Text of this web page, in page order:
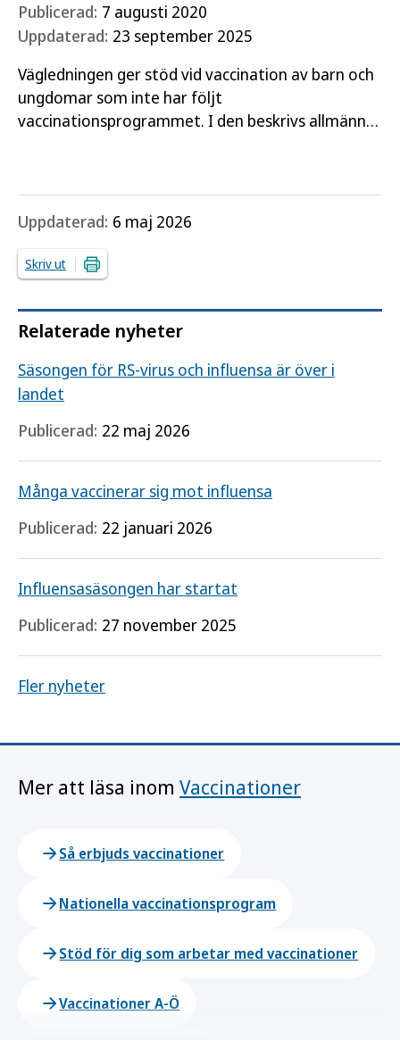
Publicerad: 7 augusti 2020
Uppdaterad: 23 september 2025
Vägledningen ger stöd vid vaccination av barn och
ungdomar som inte har följt
vaccinationsprogrammet. I den beskrivs allmänna
Uppdaterad: 6 maj 2026
Skriv ut
Relaterade nyheter
Säsongen för RS-virus och influensa är över i
landet
Publicerad: 22 maj 2026
Många vaccinerar sig mot influensa
Publicerad: 22 januari 2026
Influensasäsongen har startat
Publicerad: 27 november 2025
Fler nyheter
Mer att läsa inom Vaccinationer
Så erbjuds vaccinationer
Nationella vaccinationsprogram
Stöd för dig som arbetar med vaccinationer
Vaccinationer A-Ö